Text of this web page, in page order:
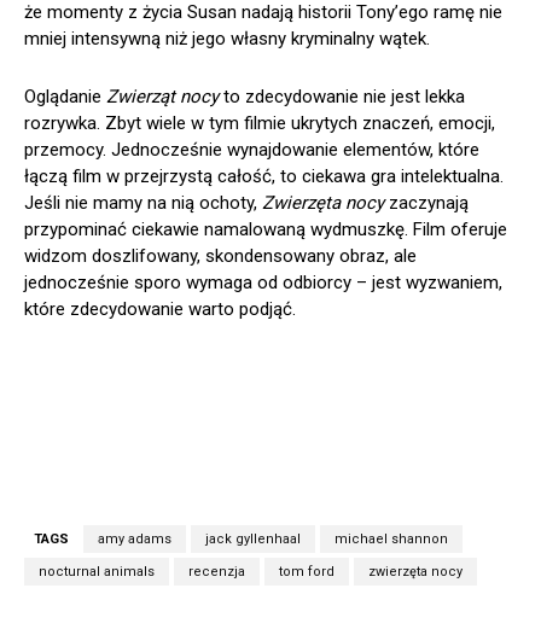
że momenty z życia Susan nadają historii Tony’ego ramę nie
mniej intensywną niż jego własny kryminalny wątek.
Oglądanie Zwierząt nocyto zdecydowanie nie jest lekka
rozrywka. Zbyt wiele w tym filmie ukrytych znaczeń, emocji,
przemocy. Jednocześnie wynajdowanie elementów, które
łączą film w przejrzystą całość, to ciekawa gra intelektualna.
Jeśli nie mamy na nią ochoty, Zwierzęta nocyzaczynają
przypominać ciekawie namalowaną wydmuszkę. Film oferuje
widzom doszlifowany, skondensowany obraz, ale
jednocześnie sporo wymaga od odbiorcy – jest wyzwaniem,
które zdecydowanie warto podjąć.
TAGS amy adams jack gyllenhaal michael shannon
nocturnal animals recenzja tom ford zwierzęta nocy